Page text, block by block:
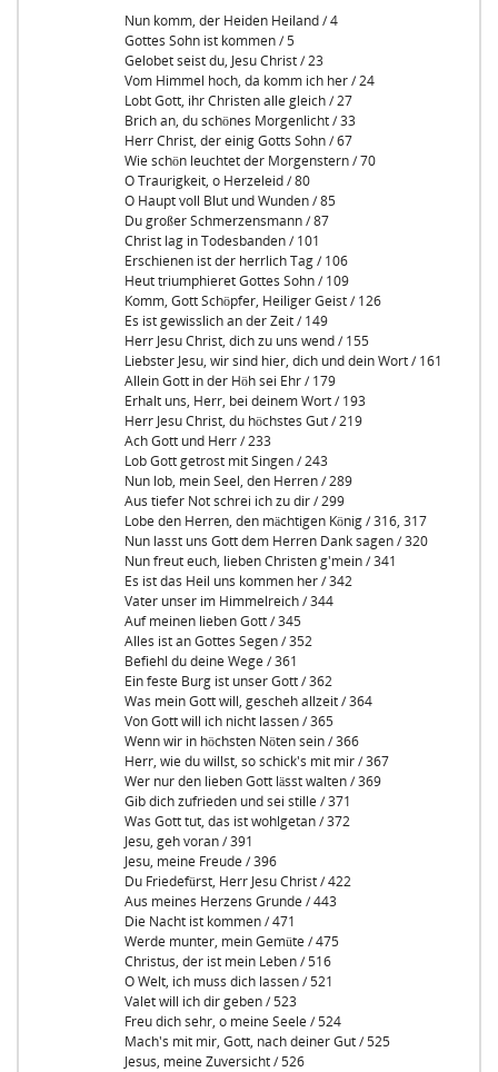
Nun komm, der Heiden Heiland / 4
Gottes Sohn ist kommen / 5
Gelobet seist du, Jesu Christ / 23
Vom Himmel hoch, da komm ich her / 24
Lobt Gott, ihr Christen alle gleich / 27
Brich an, du schönes Morgenlicht / 33
Herr Christ, der einig Gotts Sohn / 67
Wie schön leuchtet der Morgenstern / 70
O Traurigkeit, o Herzeleid / 80
O Haupt voll Blut und Wunden / 85
Du großer Schmerzensmann / 87
Christ lag in Todesbanden / 101
Erschienen ist der herrlich Tag / 106
Heut triumphieret Gottes Sohn / 109
Komm, Gott Schöpfer, Heiliger Geist / 126
Es ist gewisslich an der Zeit / 149
Herr Jesu Christ, dich zu uns wend / 155
Liebster Jesu, wir sind hier, dich und dein Wort / 161
Allein Gott in der Höh sei Ehr / 179
Erhalt uns, Herr, bei deinem Wort / 193
Herr Jesu Christ, du höchstes Gut / 219
Ach Gott und Herr / 233
Lob Gott getrost mit Singen / 243
Nun lob, mein Seel, den Herren / 289
Aus tiefer Not schrei ich zu dir / 299
Lobe den Herren, den mächtigen König / 316, 317
Nun lasst uns Gott dem Herren Dank sagen / 320
Nun freut euch, lieben Christen g'mein / 341
Es ist das Heil uns kommen her / 342
Vater unser im Himmelreich / 344
Auf meinen lieben Gott / 345
Alles ist an Gottes Segen / 352
Befiehl du deine Wege / 361
Ein feste Burg ist unser Gott / 362
Was mein Gott will, gescheh allzeit / 364
Von Gott will ich nicht lassen / 365
Wenn wir in höchsten Nöten sein / 366
Herr, wie du willst, so schick's mit mir / 367
Wer nur den lieben Gott lässt walten / 369
Gib dich zufrieden und sei stille / 371
Was Gott tut, das ist wohlgetan / 372
Jesu, geh voran / 391
Jesu, meine Freude / 396
Du Friedefürst, Herr Jesu Christ / 422
Aus meines Herzens Grunde / 443
Die Nacht ist kommen / 471
Werde munter, mein Gemüte / 475
Christus, der ist mein Leben / 516
O Welt, ich muss dich lassen / 521
Valet will ich dir geben / 523
Freu dich sehr, o meine Seele / 524
Mach's mit mir, Gott, nach deiner Gut / 525
Jesus, meine Zuversicht / 526